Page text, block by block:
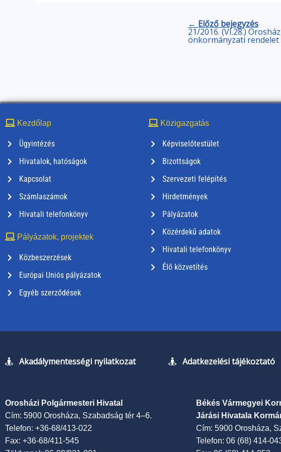
← Előző bejegyzés
21/2016. (VI.28.)
önkormányzati rendelet
Kezdőlap
Ügyintézés
Hivatalok, hatóságok
Kapcsolat
Számlaszámok
Hivatali telefonkönyv
Pályázatok, projektek
Közbeszerzések
Európai Uniós pályázatok
Egyéb szerződések
Közigazgatás
Képviselőtestület
Bizottságok
Szervezeti felépítés
Hirdetmények
Pályázatok
Közérdekű adatok
Hivatali telefonkönyv
Élő közvetítés
Akadálymentességi nyilatkozat Adatkezelési tájékoztató
Orosházi Polgármesteri Hivatal
Cím: 5900 Orosháza, Szabadság tér 4–6.
Telefon: +36-68/413-022
Fax: +36-68/411-545
Békés Vármegyei
Járási Hivatala
Cím: 5900 Orosháza,
Telefon: 06 (68) 414-